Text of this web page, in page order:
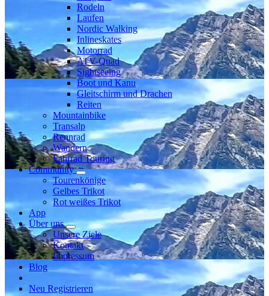
Rodeln
Laufen
Nordic Walking
Inlineskates
Motorrad
ATV-Quad
Sightseeing
Boot und Kanu
Gleitschirm und Drachen
Reiten
Mountainbike
Transalp
Rennrad
Wandern
Fahrrad Touring
Community
Tourenkönige
Gelbes Trikot
Rot weißes Trikot
App
Über uns
Unsere Ziele
Kontakt
Impressum
Blog
Neu Registrieren